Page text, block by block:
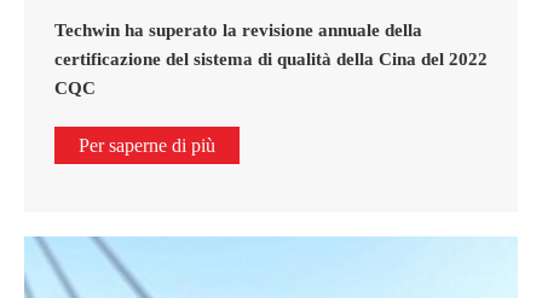
Techwin ha superato la revisione annuale della
certificazione del sistema di qualità della Cina del 2022
CQC
Per saperne di più